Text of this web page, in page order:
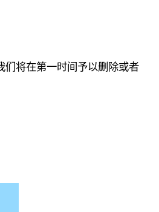
们将在第一时间予以删除或者